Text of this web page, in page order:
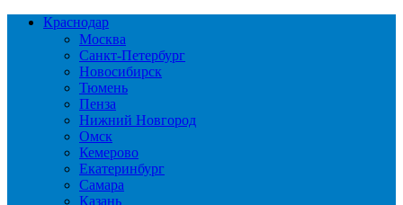
Краснодар
Москва
Санкт-Петербург
Новосибирск
Тюмень
Пенза
Нижний Новгород
Омск
Кемерово
Екатеринбург
Самара
Казань